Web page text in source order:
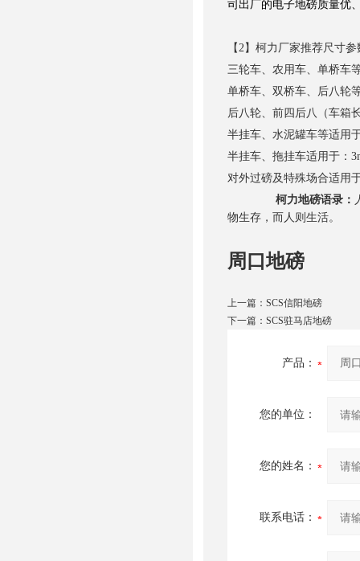
司出厂的电子地磅质量优
【2】 柯力 厂家推荐尺寸参
三轮车、农用车、单桥车
单桥车、双桥车、后八轮
后八轮、前四后八（车箱
半挂车、水泥罐车等适用
半挂车、拖挂车适用于：
对外过磅及特殊场合适用
柯力地磅语录：
物生存，而人则生活。
周口地磅
上一篇： SCS信阳地磅
下一篇： SCS驻马店地磅
产品：
您的单位：
您的姓名：
联系电话：